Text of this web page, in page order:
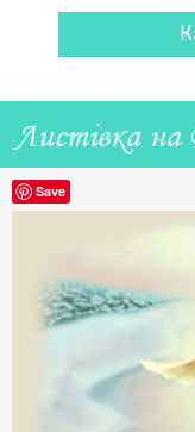
Листівка на
Save